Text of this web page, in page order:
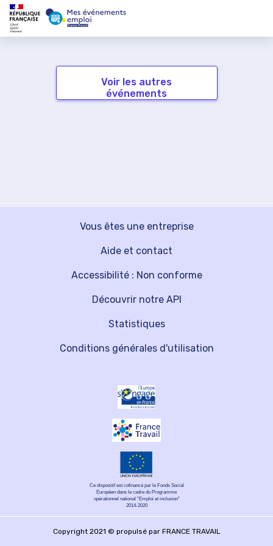
Voir les autres
événements
Vous êtes une entreprise
Découvrir notre API
Aide et contact
Statistiques
Accessibilité : Non conforme
Conditions générales d'utilisation
Ce dispositif est cofinancé par le Fonds Social
Européen dans le cadre du Programme
opérationnel national "Emploi et inclusion"
2014-2020
Copyright 2021 © propulsé par FRANCE TRAVAIL